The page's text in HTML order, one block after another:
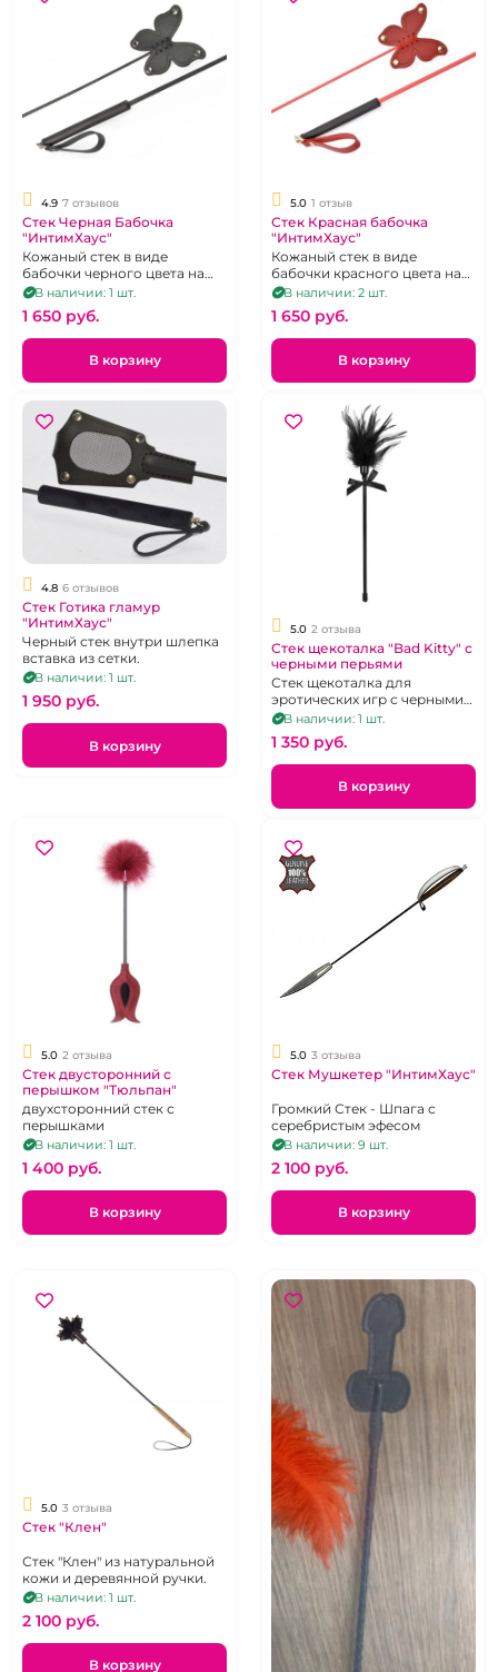
4.9 7 отзывов
Стек Черная Бабочка
"ИнтимХаус"
Кожаный стек в виде
бабочки черного цвета на
гибком хлысте.
В наличии: 1 шт.
1 650 pуб.
В корзину
5.0 1 отзыв
Стек Красная бабочка
"ИнтимХаус"
Кожаный стек в виде
бабочки красного цвета на
гибком хлысте.
В наличии: 2 шт.
1 650 pуб.
В корзину
4.8 6 отзывов
Стек Готика гламур
"ИнтимХаус"
Черный стек внутри шлепка
вставка из сетки.
В наличии: 1 шт.
1 950 pуб.
В корзину
5.0 2 отзыва
Стек щекоталка "Bad Kitty" с
черными перьями
Стек щекоталка для
эротических игр с черными
перьями
В наличии: 1 шт.
1 350 pуб.
В корзину
5.0 2 отзыва
Стек двусторонний с
перышком "Тюльпан"
двухсторонний стек с
перышками
В наличии: 1 шт.
1 400 pуб.
В корзину
5.0 3 отзыва
Стек Мушкетер "ИнтимХаус"
Громкий Стек - Шпага с
серебристым эфесом
В наличии: 9 шт.
2 100 pуб.
В корзину
5.0 3 отзыва
Стек "Клен"
Стек "Клен" из натуральной
кожи и деревянной ручки.
В наличии: 1 шт.
2 100 pуб.
В корзину